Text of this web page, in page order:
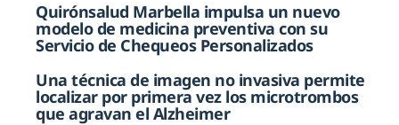
Quirónsalud Marbella impulsa un nuevo
modelo de medicina preventiva con su
Servicio de Chequeos Personalizados
Una técnica de imagen no invasiva permite
localizar por primera vez los microtrombos
que agravan el Alzheimer